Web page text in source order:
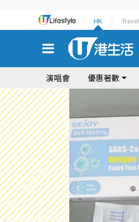
HK Travel
演唱會 優惠著數